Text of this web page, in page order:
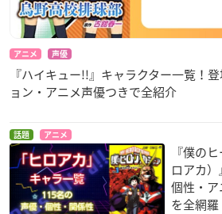
アニメ 声優
『ハイキュー!!』キャラクター一覧！
ョン・アニメ声優つきで全紹介
話題 アニメ
『僕の
ロアカ
個性・
を全網羅